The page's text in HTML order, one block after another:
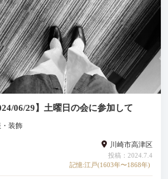
06/29】土曜日の会に参加して
装飾
川崎市高津区
投稿：2024.7.4
記憶:江戸(1603年〜1868年)